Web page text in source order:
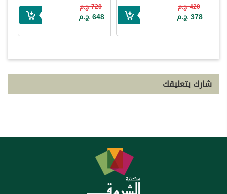
420 ج.م
378 ج.م
720 ج.م
648 ج.م
شارك بتعليقك